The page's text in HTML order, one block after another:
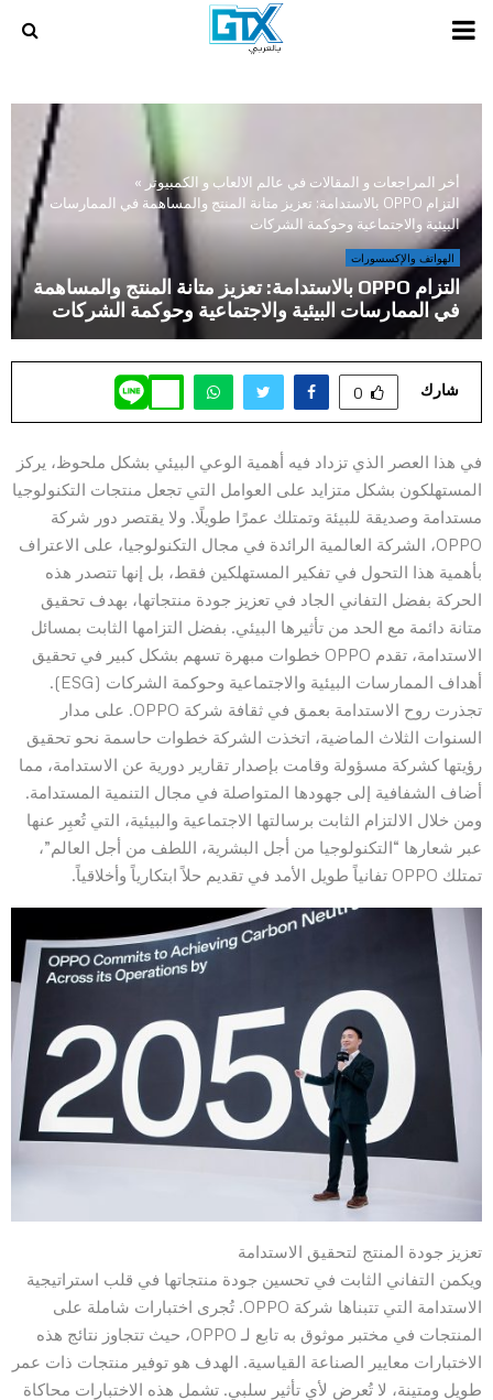
PRIMARY
أخر المراجعات و المقالات في عالم الالعاب و الكمبيوتر »
التزام OPPO بالاستدامة: تعزيز متانة المنتج والمساهمة في الممارسات
البيئية والاجتماعية وحوكمة الشركات
الهواتف والإكسسورات
التزام OPPO بالاستدامة: تعزيز متانة المنتج والمساهمة
في الممارسات البيئية والاجتماعية وحوكمة الشركات
شارك 0
في هذا العصر الذي تزداد فيه أهمية الوعي البيئي بشكل ملحوظ، يركز
المستهلكون بشكل متزايد على العوامل التي تجعل منتجات التكنولوجيا
مستدامة وصديقة للبيئة وتمتلك عمرًا طويلًا. ولا يقتصر دور شركة
OPPO، الشركة العالمية الرائدة في مجال التكنولوجيا، على الاعتراف
بأهمية هذا التحول في تفكير المستهلكين فقط، بل إنها تتصدر هذه
الحركة بفضل التفاني الجاد في تعزيز جودة منتجاتها، بهدف تحقيق
متانة دائمة مع الحد من تأثيرها البيئي. بفضل التزامها الثابت بمسائل
الاستدامة، تقدم OPPO خطوات مبهرة تسهم بشكل كبير في تحقيق
أهداف الممارسات البيئية والاجتماعية وحوكمة الشركات (ESG).
تجذرت روح الاستدامة بعمق في ثقافة شركة OPPO. على مدار
السنوات الثلاث الماضية، اتخذت الشركة خطوات حاسمة نحو تحقيق
رؤيتها كشركة مسؤولة وقامت بإصدار تقارير دورية عن الاستدامة، مما
أضاف الشفافية إلى جهودها المتواصلة في مجال التنمية المستدامة.
ومن خلال الالتزام الثابت برسالتها الاجتماعية والبيئية، التي تُعبِر عنها
عبر شعارها “التكنولوجيا من أجل البشرية، اللطف من أجل العالم”،
تمتلك OPPO تفانياً طويل الأمد في تقديم حلاً ابتكارياً وأخلاقياً.
تعزيز جودة المنتج لتحقيق الاستدامة
ويكمن التفاني الثابت في تحسين جودة منتجاتها في قلب استراتيجية
الاستدامة التي تتبناها شركة OPPO. تُجرى اختبارات شاملة على
المنتجات في مختبر موثوق به تابع لـ OPPO، حيث تتجاوز نتائج هذه
الاختبارات معايير الصناعة القياسية. الهدف هو توفير منتجات ذات عمر
طويل ومتينة، لا تُعرض لأي تأثير سلبي. تشمل هذه الاختبارات محاكاة